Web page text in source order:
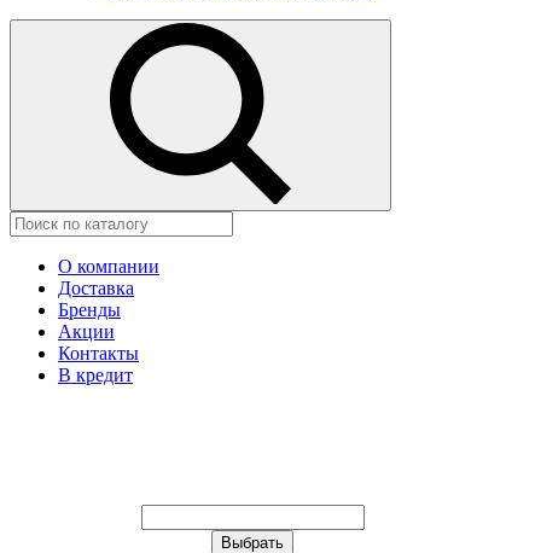
О компании
Доставка
Бренды
Акции
Контакты
В кредит